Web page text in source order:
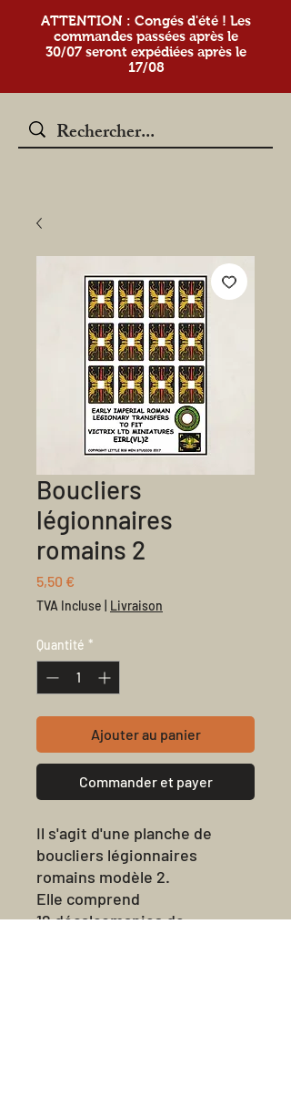
ATTENTION : Congés d'été ! Les
commandes passées après le
30/07 seront expédiées après le
17/08
Boucliers
légionnaires
romains 2
5,50 €
TVA Incluse Livraison
Quantité *
Ajouter au panier
Commander et payer
Il s'agit d'une planche de
boucliers légionnaires
romains modèle 2.
Elle comprend
12 décalcomanies de